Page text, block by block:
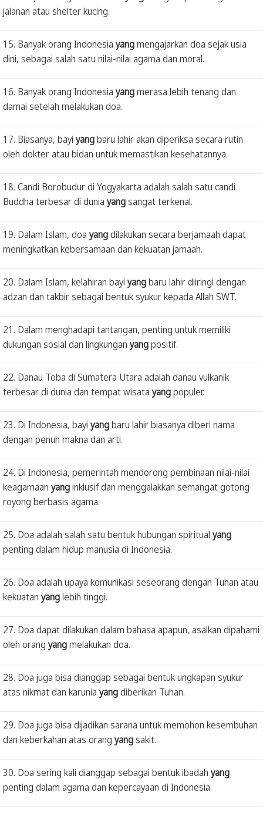
jalanan atau shelter kucing.
15. Banyak orang Indonesia yangmengajarkan doa sejak usia
dini, sebagai salah satu nilai-nilai agama dan moral.
16. Banyak orang Indonesia yangmerasa lebih tenang dan
damai setelah melakukan doa.
17. Biasanya, bayi yangbaru lahir akan diperiksa secara rutin
oleh dokter atau bidan untuk memastikan kesehatannya.
18. Candi Borobudur di Yogyakarta adalah salah satu candi
Buddha terbesar di dunia yangsangat terkenal.
19. Dalam Islam, doa yangdilakukan secara berjamaah dapat
meningkatkan kebersamaan dan kekuatan jamaah.
20. Dalam Islam, kelahiran bayi yangbaru lahir diiringi dengan
adzan dan takbir sebagai bentuk syukur kepada Allah SWT.
21. Dalam menghadapi tantangan, penting untuk memiliki
dukungan sosial dan lingkungan yangpositif.
22. Danau Toba di Sumatera Utara adalah danau vulkanik
terbesar di dunia dan tempat wisata yangpopuler.
23. Di Indonesia, bayi yangbaru lahir biasanya diberi nama
dengan penuh makna dan arti.
24. Di Indonesia, pemerintah mendorong pembinaan nilai-nilai
keagamaan yanginklusif dan menggalakkan semangat gotong
royong berbasis agama.
25. Doa adalah salah satu bentuk hubungan spiritual yang
penting dalam hidup manusia di Indonesia.
26. Doa adalah upaya komunikasi seseorang dengan Tuhan atau
kekuatan yanglebih tinggi.
27. Doa dapat dilakukan dalam bahasa apapun, asalkan dipahami
oleh orang yangmelakukan doa.
28. Doa juga bisa dianggap sebagai bentuk ungkapan syukur
atas nikmat dan karunia yangdiberikan Tuhan.
29. Doa juga bisa dijadikan sarana untuk memohon kesembuhan
dan keberkahan atas orang yangsakit.
30. Doa sering kali dianggap sebagai bentuk ibadah yang
penting dalam agama dan kepercayaan di Indonesia.